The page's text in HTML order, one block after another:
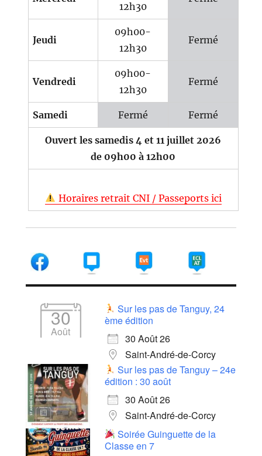
12h30
Jeudi
09h00-
12h30
Fermé
Vendredi
09h00-
12h30
Fermé
Samedi Fermé Fermé
Ouvert les samedis 4 et 11 juillet 2026
de 09h00 à 12h00
Horaires retrait CNI / Passeports ici
30
Août
Sur les pas de Tanguy, 24
ème édition
30 Août 26
Saint-André-de-Corcy
Sur les pas de Tanguy – 24e
édition : 30 août
30 Août 26
Saint-André-de-Corcy
Soirée Guinguette de la
Classe en 7